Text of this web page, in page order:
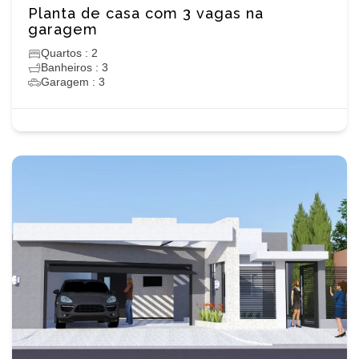
Planta de casa com 3 vagas na
garagem
Quartos : 2
Banheiros : 3
Garagem : 3